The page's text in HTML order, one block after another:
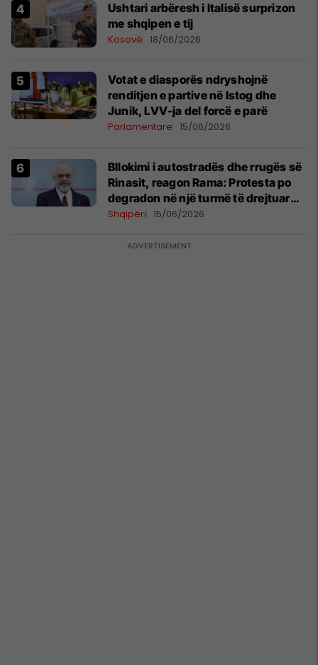
Ushtari arbëresh i Italisë surprizon
me shqipen e tij
Kosovë 18/06/2026
Votat e diasporës ndryshojnë
renditjen e partive në Istog dhe
Junik, LVV-ja del forcë e parë
Parlamentare 15/06/2026
Bllokimi i autostradës dhe rrugës së
Rinasit, reagon Rama: Protesta po
degradon në një turmë të drejtuar
nga mendje të liga
Shqipëri 15/06/2026